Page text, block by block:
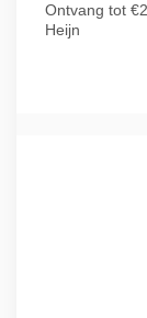
Ontvang tot
Heijn